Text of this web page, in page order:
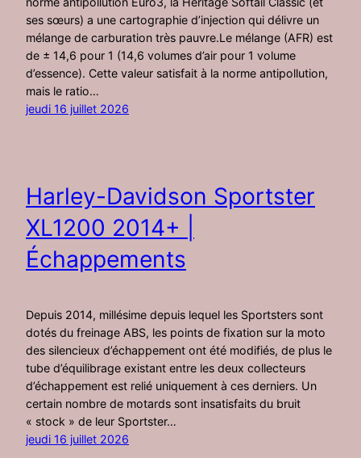
ses sœurs) a une cartographie d’injection qui délivre un
mélange de carburation très pauvre.Le mélange (AFR) est
de ± 14,6 pour 1 (14,6 volumes d’air pour 1 volume
d’essence). Cette valeur satisfait à la norme antipollution,
mais le ratio…
jeudi 16 juillet 2026
Harley-Davidson Sportster
XL1200 2014+ |
Échappements
Depuis 2014, millésime depuis lequel les Sportsters sont
dotés du freinage ABS, les points de fixation sur la moto
des silencieux d’échappement ont été modifiés, de plus le
tube d’équilibrage existant entre les deux collecteurs
d’échappement est relié uniquement à ces derniers. Un
certain nombre de motards sont insatisfaits du bruit
« stock » de leur Sportster…
jeudi 16 juillet 2026